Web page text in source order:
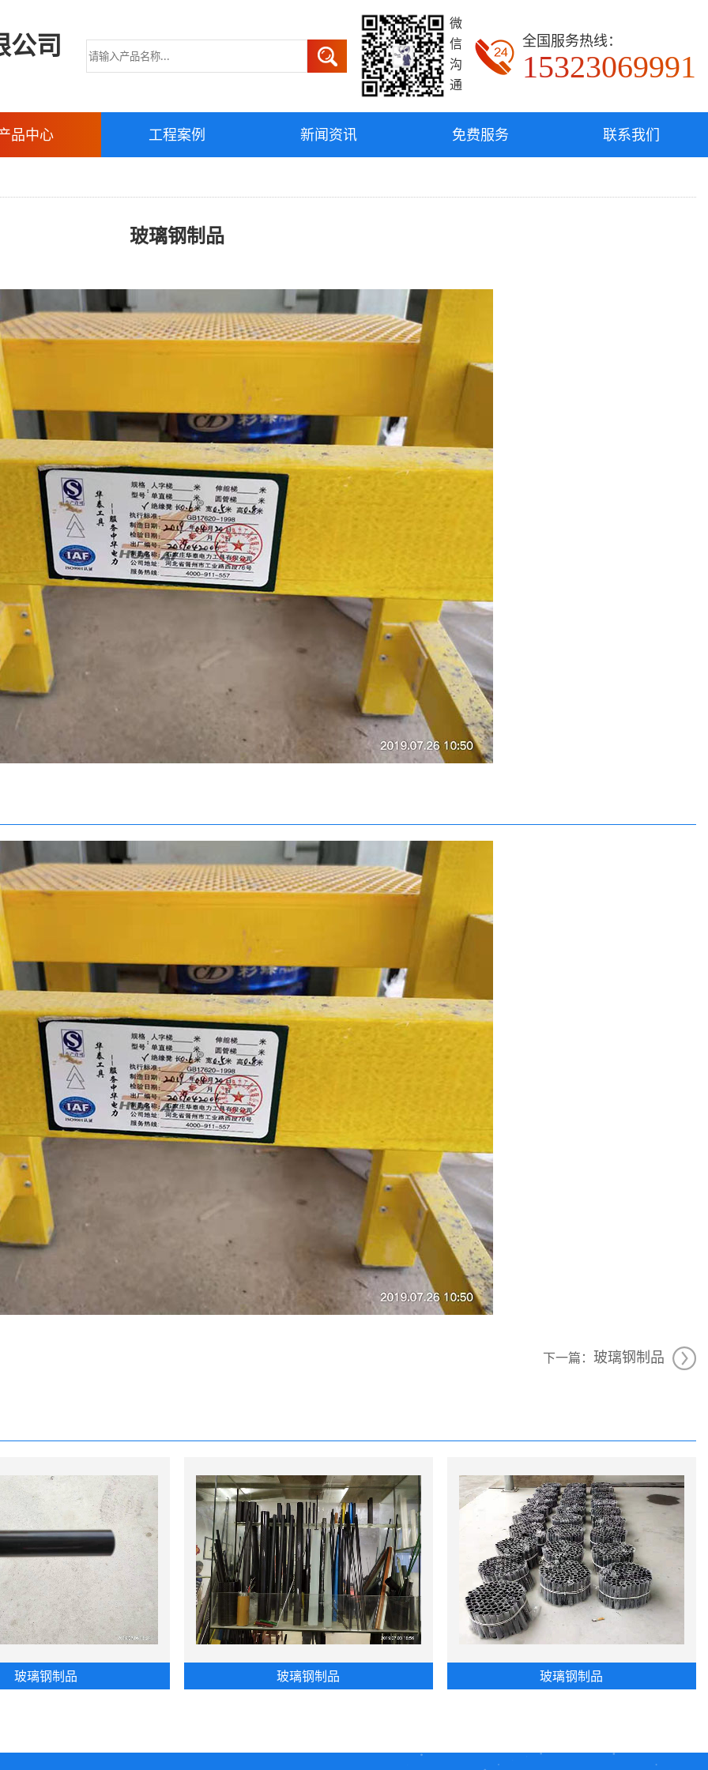
公司
微
信
沟
通
全国服务热线：
15323069991
品中心 工程案例 新闻资讯 免费服务 联系我们
玻璃钢制品
下一篇： 玻璃钢制品
玻璃钢制品 玻璃钢制品 玻璃钢制品